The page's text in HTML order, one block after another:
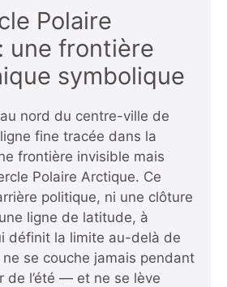
Polaire
une frontière
symbolique
nord du centre-ville de
fine tracée dans la
frontière invisible mais
Polaire Arctique. Ce
politique, ni une clôture
ligne de latitude, à
définit la limite au-delà de
se couche jamais pendant
de l’été — et ne se lève